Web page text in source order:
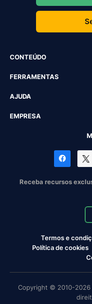
CONTEÚDO
FERRAMENTAS
AJUDA
EMPRESA
Receba recursos
Termos e
Política de cookies
Copyright © 2010-2026